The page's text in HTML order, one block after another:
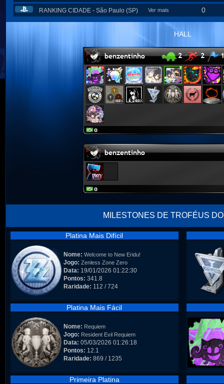
RANKING CIDADE - São Paulo (SP) Ver mais 0
HALL
MILESTONES DE TROFÉUS
Platina Mais Difícil
Nome: Welcome to New Eridu!
Jogo: Zenless Zone Zero
Data: 19/01/2026 01:22:30
Pontos: 341.8
Raridade: 112 / 724
Platina Mais Fácil
Nome: Requiem
Jogo: Resident Evil Requiem
Data: 05/03/2026 01:26:18
Pontos: 12.1
Raridade: 869 / 1235
Primeira Platina